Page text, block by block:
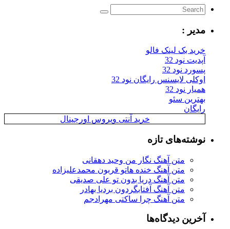
مدیر :
خرید بک لینک فالو
آپدیت نود 32
پسورد نود 32
اوکلی لایسنس رایگان نود 32
همیار نود 32
بهترین سئو
رایگان
خرید آنتی ویروس اورجینال
نوشته‌های تازه
متن آهنگ نگار من وحید دهقانی
متن آهنگ خنده هاتو قربون محمدعلیزاده
متن آهنگ دریا بدون تو علی صدیقی
متن آهنگ آفتابگردون بردیا بهادر
متن آهنگ چرا ساکتی مهرادجم
آخرین دیدگاه‌ها